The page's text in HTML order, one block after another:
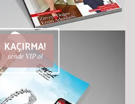
KAÇIRMA!
sende VIP ol